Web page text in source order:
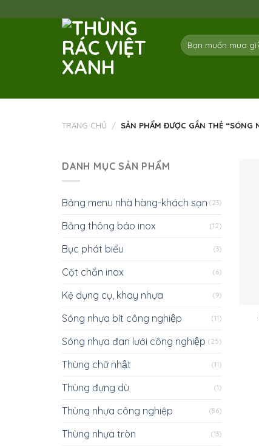
to
Tìm
kiếm:
TRANG CHỦ / SẢN PHẨM ĐƯỢC GẮN THẺ “SÓNG
DANH MỤC SẢN PHẨM
Bảng menu nhà hàng-khách sạn (23)
Bảng thông báo inox (12)
Bục phát biểu (3)
Cột chắn inox (6)
Kệ dụng cụ, khay nhựa (9)
Sóng nhựa bít công nghiệp (11)
Sóng nhựa đan lưới công nghiệp (25)
Thùng chữ nhật (11)
Thùng đựng dù (1)
Thùng nhựa công nghiệp (86)
Thùng nhựa tròn (13)